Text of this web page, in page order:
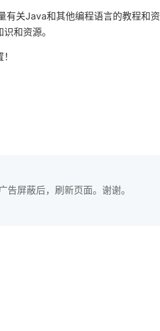
有关Java和其他编程语言的教程和资
和资源。
屏蔽后，刷新页面。谢谢。